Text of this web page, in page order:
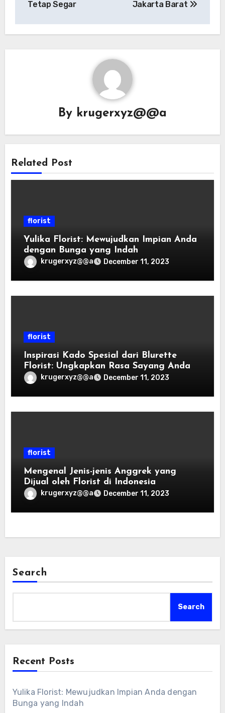
Tetap Segar Jakarta Barat
By krugerxyz@@a
Related Post
florist
Yulika Florist: Mewujudkan Impian Anda
dengan Bunga yang Indah
krugerxyz@@a December 11, 2023
florist
Inspirasi Kado Spesial dari Blurette
Florist: Ungkapkan Rasa Sayang Anda
krugerxyz@@a December 11, 2023
florist
Mengenal Jenis-jenis Anggrek yang
Dijual oleh Florist di Indonesia
krugerxyz@@a December 11, 2023
Search
Search
Recent Posts
Yulika Florist: Mewujudkan Impian Anda dengan
Bunga yang Indah